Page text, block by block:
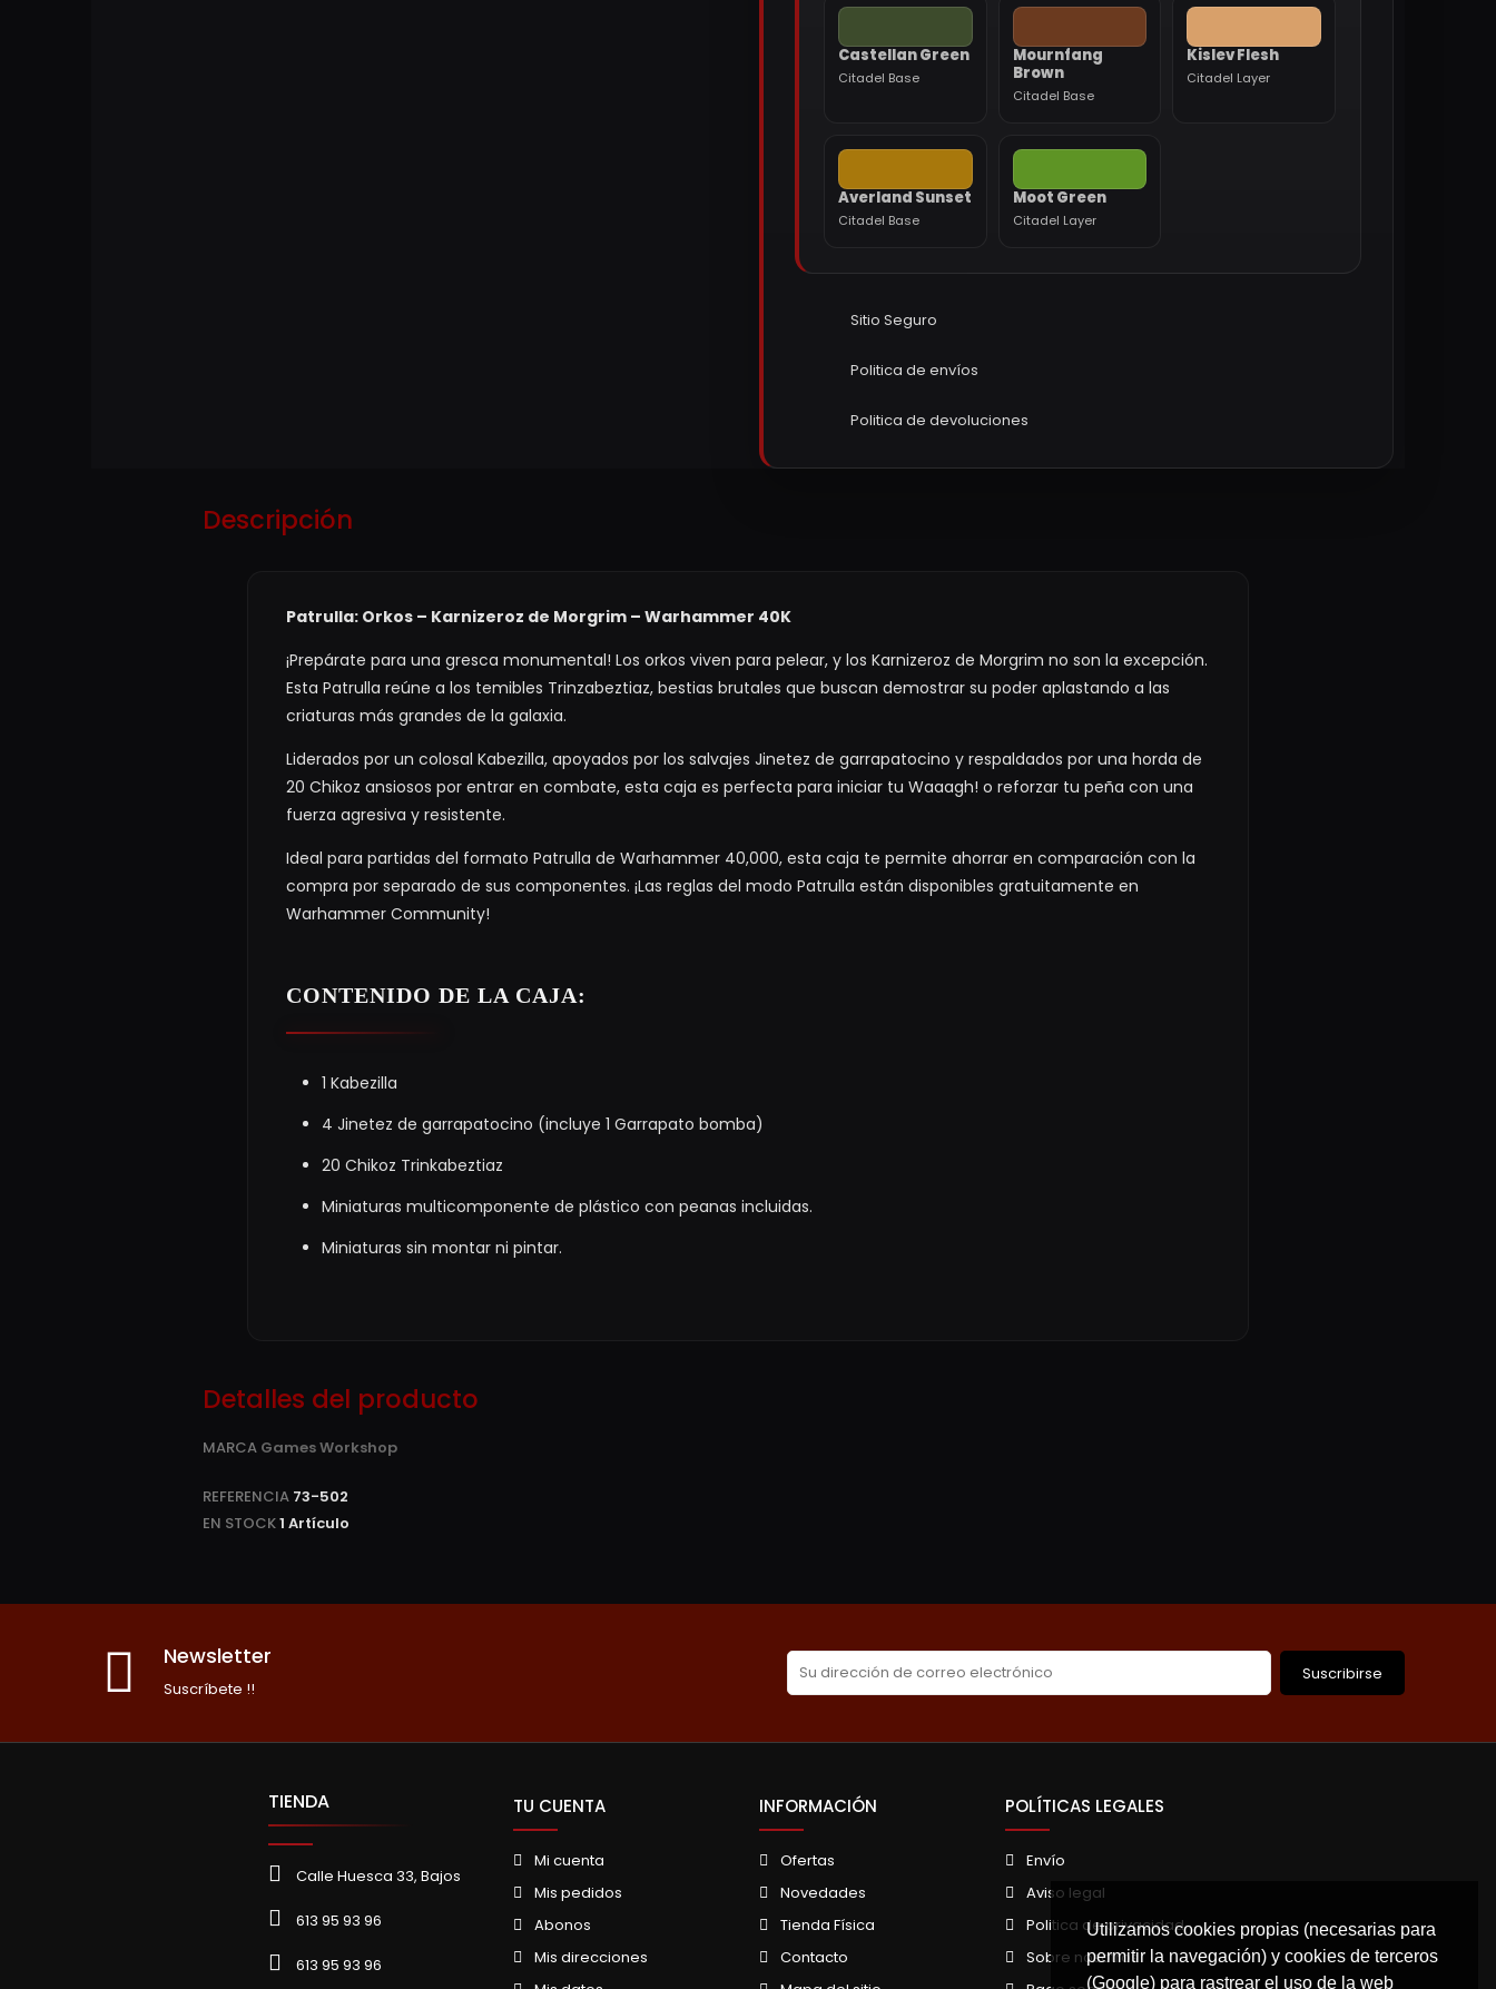
Utilizamos cookies propias (necesarias para
permitir la navegación) y cookies de terceros
(Google) para rastrear el uso de la web
Castellan Green
Citadel Base
Mournfang
Brown
Citadel Base
Kislev Flesh
Citadel Layer
Averland Sunset
Citadel Base
Moot Green
Citadel Layer
Sitio Seguro
Politica de envíos
Politica de devoluciones
Descripción
Patrulla: Orkos – Karnizeroz de Morgrim – Warhammer 40K
¡Prepárate para una gresca monumental! Los orkos viven para pelear, y los Karnizeroz de Morgrim no son la excepción.
Esta Patrulla reúne a los temibles Trinzabeztiaz, bestias brutales que buscan demostrar su poder aplastando a las
criaturas más grandes de la galaxia.
Liderados por un colosal Kabezilla, apoyados por los salvajes Jinetez de garrapatocino y respaldados por una horda de
20 Chikoz ansiosos por entrar en combate, esta caja es perfecta para iniciar tu Waaagh! o reforzar tu peña con una
fuerza agresiva y resistente.
Ideal para partidas del formato Patrulla de Warhammer 40,000, esta caja te permite ahorrar en comparación con la
compra por separado de sus componentes. ¡Las reglas del modo Patrulla están disponibles gratuitamente en
Warhammer Community!
CONTENIDO DE LA CAJA:
1 Kabezilla
4 Jinetez de garrapatocino (incluye 1 Garrapato bomba)
20 Chikoz Trinkabeztiaz
Miniaturas multicomponente de plástico con peanas incluidas.
Miniaturas sin montar ni pintar.
Detalles del producto
MARCA Games Workshop
REFERENCIA 73-502
EN STOCK1 Artículo
Newsletter
Suscríbete !!
Suscribirse
TIENDA
Calle Huesca 33, Bajos
613 95 93 96
613 95 93 96
TU CUENTA
Mi cuenta
Mis pedidos
Abonos
Mis direcciones
INFORMACIÓN
Ofertas
Novedades
Tienda Física
Contacto
POLÍTICAS LEGALES
Envío
Aviso legal
Politica de privacidad
Sobre nosotros